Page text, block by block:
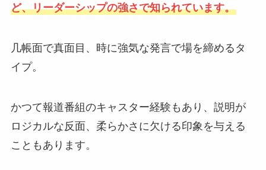
ど、リーダーシップの強さで知られています。
几帳面で真面目、時に強気な発言で場を締めるタ
イプ。
かつて報道番組のキャスター経験もあり、説明が
ロジカルな反面、柔らかさに欠ける印象を与える
こともあります。